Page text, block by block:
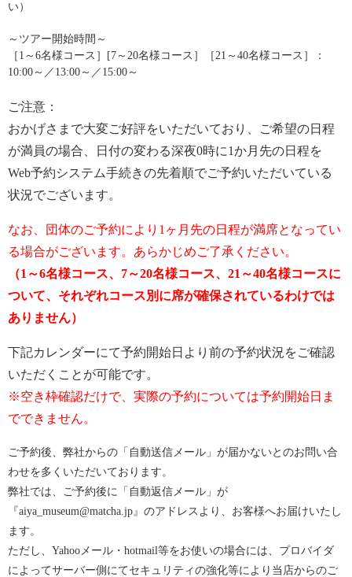
い）
～ツアー開始時間～
［1～6名様コース］[7～20名様コース］［21～40名様コース］：
10:00～／13:00～／15:00～
ご注意：
おかげさまで大変ご好評をいただいており、ご希望の日程
が満員の場合、日付の変わる深夜0時に1か月先の日程を
Web予約システム手続きの先着順でご予約いただいている
状況でございます。
なお、団体のご予約により1ヶ月先の日程が満席となってい
る場合がございます。あらかじめご了承ください。
（1～6名様コース、7～20名様コース、21～40名様コースに
ついて、それぞれコース別に席が確保されているわけでは
ありません）
下記カレンダーにて予約開始日より前の予約状況をご確認
いただくことが可能です。
※空き枠確認だけで、実際の予約については予約開始日ま
でできません。
ご予約後、弊社からの「自動送信メール」が届かないとのお問い合
わせを多くいただいております。
弊社では、ご予約後に「自動返信メール」が
『aiya_museum@matcha.jp』のアドレスより、お客様へお届けいたし
ます。
ただし、Yahooメール・hotmail等をお使いの場合には、プロバイダ
によってサーバー側にてセキュリティの強化等により当店からのご